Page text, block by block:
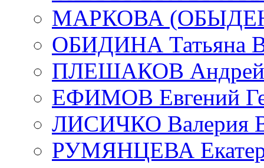
МАРКОВА
ОБИДИНА Татьяна
ПЛЕШАКОВ Андрей
ЕФИМОВ Евгений
ЛИСИЧКО Валерия
РУМЯНЦЕВА